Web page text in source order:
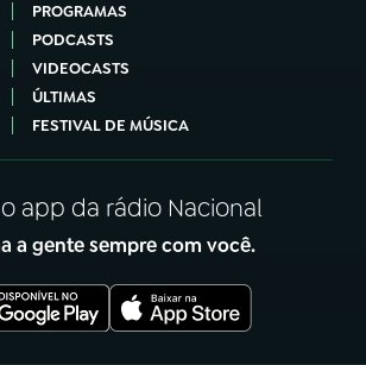
PROGRAMAS
PODCASTS
VIDEOCASTS
ÚLTIMAS
FESTIVAL DE MÚSICA
o app da rádio Nacional
a gente sempre com você.